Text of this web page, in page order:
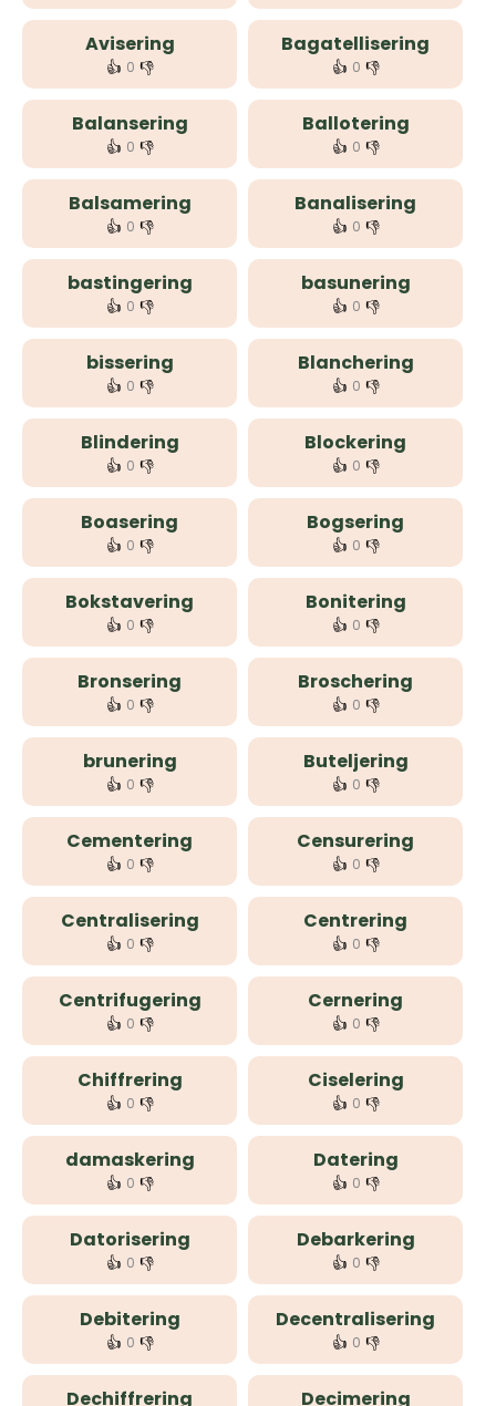
Avisering
👍 0 👎
Bagatellisering
👍 0 👎
Balansering
👍 0 👎
Ballotering
👍 0 👎
Balsamering
👍 0 👎
Banalisering
👍 0 👎
bastingering
👍 0 👎
basunering
👍 0 👎
bissering
👍 0 👎
Blanchering
👍 0 👎
Blindering
👍 0 👎
Blockering
👍 0 👎
Boasering
👍 0 👎
Bogsering
👍 0 👎
Bokstavering
👍 0 👎
Bonitering
👍 0 👎
Bronsering
👍 0 👎
Broschering
👍 0 👎
brunering
👍 0 👎
Buteljering
👍 0 👎
Cementering
👍 0 👎
Censurering
👍 0 👎
Centralisering
👍 0 👎
Centrering
👍 0 👎
Centrifugering
👍 0 👎
Cernering
👍 0 👎
Chiffrering
👍 0 👎
Ciselering
👍 0 👎
damaskering
👍 0 👎
Datering
👍 0 👎
Datorisering
👍 0 👎
Debarkering
👍 0 👎
Debitering
👍 0 👎
Decentralisering
👍 0 👎
Dechiffrering Decimering